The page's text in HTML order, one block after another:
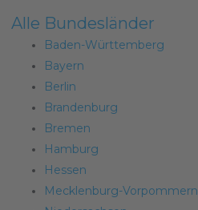
Alle Bundesländer
Baden-Württemberg
Bayern
Berlin
Brandenburg
Bremen
Hamburg
Hessen
Mecklenburg-Vorpommern